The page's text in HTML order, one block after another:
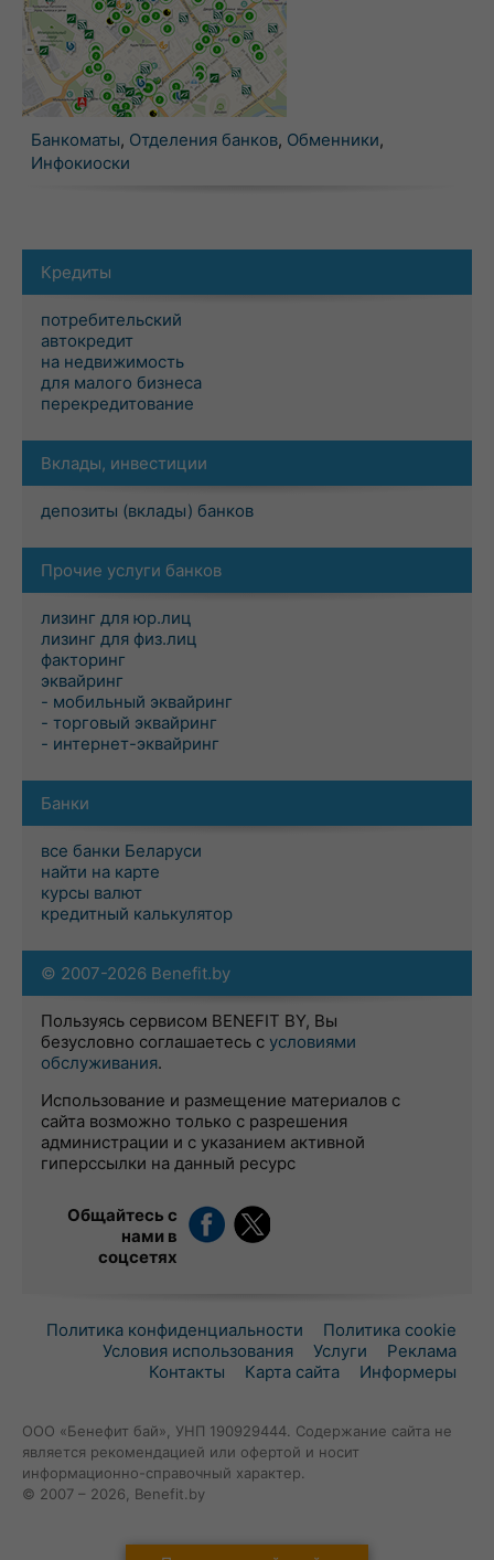
Банкоматы, Отделения банков, Обменники,
Инфокиоски
Кредиты
потребительский
автокредит
на недвижимость
для малого бизнеса
перекредитование
Вклады, инвестиции
депозиты (вклады) банков
Прочие услуги банков
лизинг для юр.лиц
лизинг для физ.лиц
факторинг
эквайринг
- мобильный эквайринг
- торговый эквайринг
- интернет-эквайринг
Банки
все банки Беларуси
найти на карте
курсы валют
кредитный калькулятор
© 2007-2026 Benefit.by
Пользуясь сервисом BENEFIT BY, Вы
безусловно соглашаетесь с условиями
обслуживания.
Использование и размещение материалов с
сайта возможно только с разрешения
администрации и с указанием активной
гиперссылки на данный ресурс
Общайтесь с
нами в
соцсетях
Политика конфиденциальности
Политика cookie
Условия использования
Услуги
Реклама
Контакты
Карта сайта Информеры
ООО «Бенефит бай», УНП 190929444. Содержание сайта не
является рекомендацией или офертой и носит
информационно-справочный характер.
© 2007 – 2026, Benefit.by